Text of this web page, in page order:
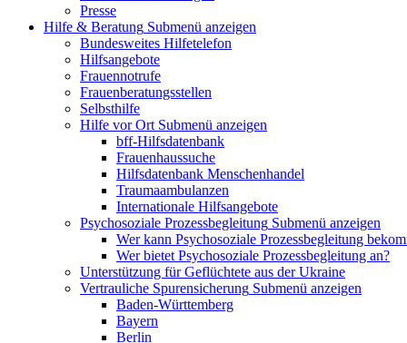
Presse
Hilfe & Beratung Submenü anzeigen
Bundesweites Hilfetelefon
Hilfsangebote
Frauennotrufe
Frauenberatungsstellen
Selbsthilfe
Hilfe vor Ort Submenü anzeigen
bff-Hilfsdatenbank
Frauenhaussuche
Hilfsdatenbank Menschenhandel
Traumaambulanzen
Internationale Hilfsangebote
Psychosoziale Prozessbegleitung Submenü anzeigen
Wer kann Psychosoziale Prozessbegleitung
Wer bietet Psychosoziale Prozessbegleitung an?
Unterstützung für Geflüchtete aus der Ukraine
Vertrauliche Spurensicherung Submenü anzeigen
Baden-Württemberg
Bayern
Berlin